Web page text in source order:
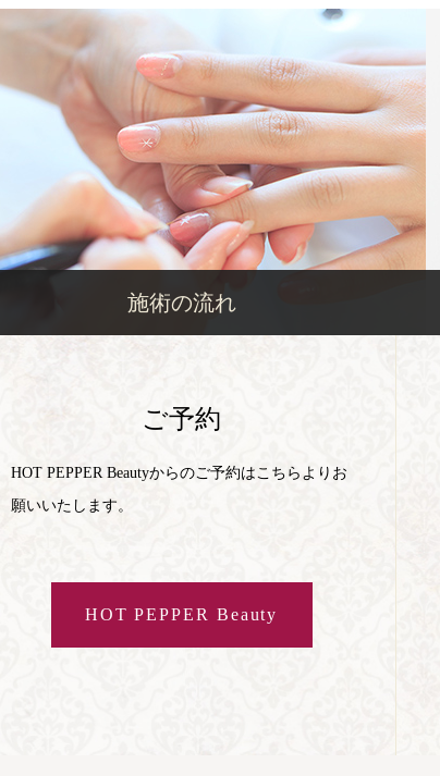
施術の流れ
ご予約
HOT PEPPER Beautyからのご予約はこちらよりお
願いいたします。
HOT PEPPER Beauty